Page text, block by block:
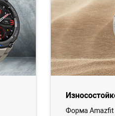
Форма Amazfit